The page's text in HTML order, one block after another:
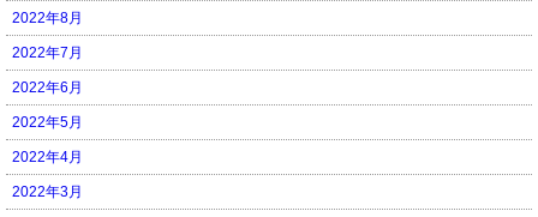
2022年8月
2022年7月
2022年6月
2022年5月
2022年4月
2022年3月